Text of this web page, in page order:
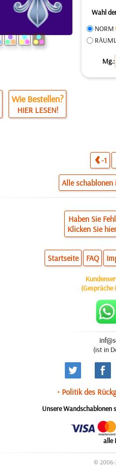
Wie Bestellen?
HIER LESEN!
Wahl
NORM
Mg.:
-1
Alle
Haben Sie
Klicken Sie
Startseite FAQ
(Gespräche
(ist in
• Politik des
Unsere Wandschablonen
alle
© 2006-